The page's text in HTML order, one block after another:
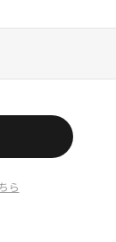
ら